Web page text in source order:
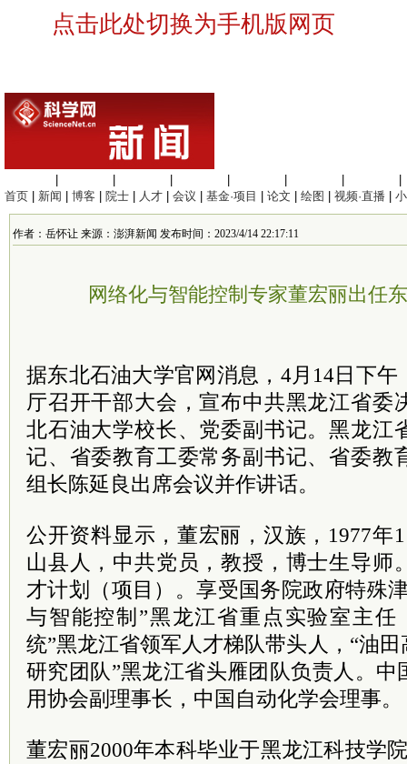
点击此处切换为手机版网页
首页
新闻 博客 院士 人才 会议 基金·项目 论文 绘图 视频·直播
作者：岳怀让 来源：澎湃新闻 发布时间：2023/4/14 22:17:11
网络化与智能控制专家董宏丽出任
据东北石油大学官网消息，4月14日下
厅召开干部大会，宣布中共黑龙江省委
北石油大学校长、党委副书记。黑龙江
记、省委教育工委常务副书记、省委教
组长陈延良出席会议并作讲话。
公开资料显示，董宏丽，汉族，1977年
山县人，中共党员，教授，博士生导师
才计划（项目）。享受国务院政府特殊
与智能控制”黑龙江省重点实验室主任
统”黑龙江省领军人才梯队带头人，“油
研究团队”黑龙江省头雁团队负责人。
用协会副理事长，中国自动化学会理事。
董宏丽2000年本科毕业于黑龙江科技学